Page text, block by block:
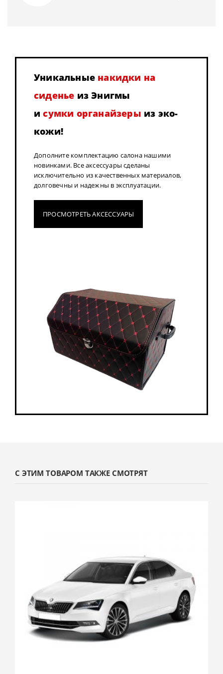
Уникальные накидки на
сиденье из Энигмы
исумки органайзеры из эко-
кожи!
Дополните комплектацию салона нашими
новинками. Все аксессуары сделаны
исключительно из качественных материалов,
долговечны и надежны в эксплуатации.
ПРОСМОТРЕТЬ АКСЕССУАРЫ
С ЭТИМ ТОВАРОМ ТАКЖЕ СМОТРЯТ